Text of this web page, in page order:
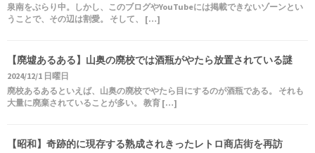
泉南をぶらり中。しかし、このブログやYouTubeには掲載できないゾーンとい
うことで、その辺は割愛。 そして、 […]
【廃墟あるある】山奥の廃校では酒瓶がやたら放置されている謎
2024/12/1 日曜日
廃校あるあるといえば、山奥の廃校でやたら目にするのが酒瓶である。 それも
大量に廃棄されていることが多い。 教育 […]
【昭和】奇跡的に現存する熟成されきったレトロ商店街を再訪